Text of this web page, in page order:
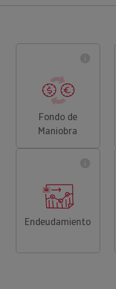
Fondo de
Maniobra
Endeudamiento